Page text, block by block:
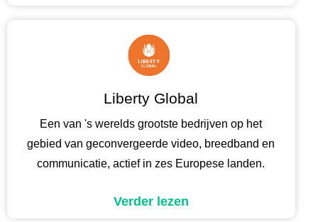
Liberty Global
Een van 's werelds grootste bedrijven op het
gebied van geconvergeerde video, breedband en
communicatie, actief in zes Europese landen.
Verder lezen